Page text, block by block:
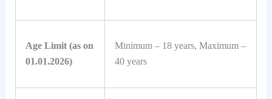
Age Limit (as on
01.01.2026)
Minimum – 18 years, Maximum –
40 years